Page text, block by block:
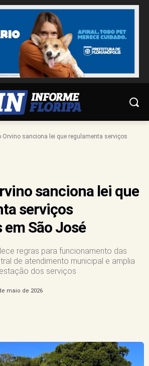
Orvino sanciona lei que regulamenta serviços
sanciona lei que
serviços
São José
regras para funcionamento das
de atendimento municipal e amplia
dos serviços
maio de 2026